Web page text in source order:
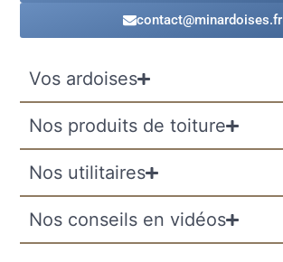
contact@minardoises.fr
Vos ardoises
Nos produits de toiture
Nos utilitaires
Nos conseils en vidéos